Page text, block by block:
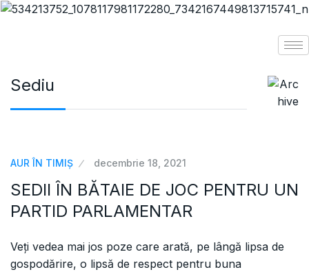
Sediu
AUR ÎN TIMIȘ decembrie 18, 2021
SEDII ÎN BĂTAIE DE JOC PENTRU UN
PARTID PARLAMENTAR
Veți vedea mai jos poze care arată, pe lângă lipsa de
gospodărire, o lipsă de respect pentru buna